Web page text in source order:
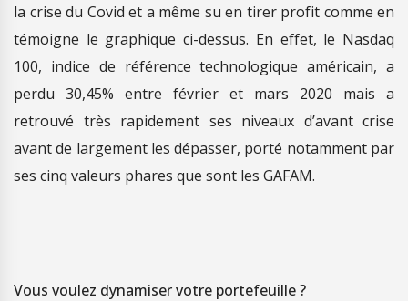
la crise du Covid et a même su en tirer profit comme en
témoigne le graphique ci-dessus. En effet, le Nasdaq
100, indice de référence technologique américain, a
perdu 30,45% entre février et mars 2020 mais a
retrouvé très rapidement ses niveaux d’avant crise
avant de largement les dépasser, porté notamment par
ses cinq valeurs phares que sont les GAFAM.
Vous voulez dynamiser votre portefeuille ?